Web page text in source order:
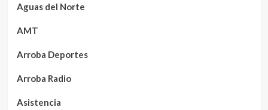
Aguas del Norte
AMT
Arroba Deportes
Arroba Radio
Asistencia